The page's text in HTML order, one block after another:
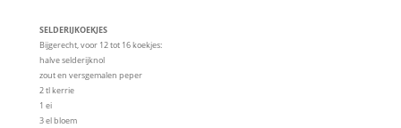
SELDERIJKOEKJES
Bijgerecht, voor 12 tot 16 koekjes:
halve selderijknol
zout en versgemalen peper
2 tl kerrie
1 ei
3 el bloem